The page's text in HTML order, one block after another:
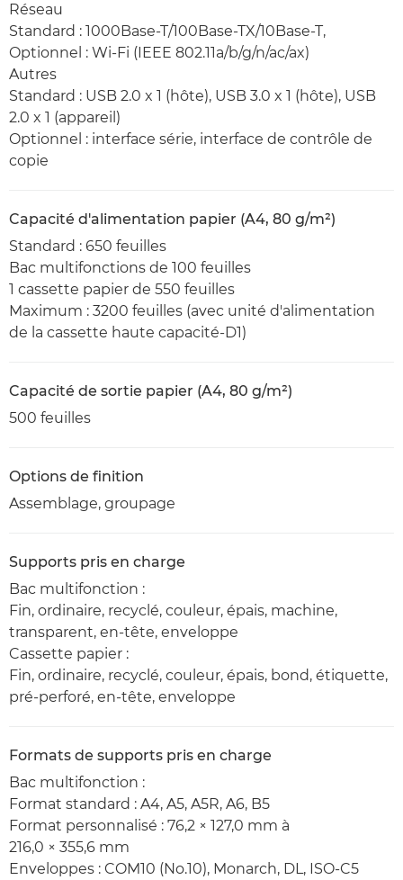
Réseau
Standard : 1000Base-T/100Base-TX/10Base-T,
Optionnel : Wi-Fi (IEEE 802.11a/b/g/n/ac/ax)
Autres
Standard : USB 2.0 x 1 (hôte), USB 3.0 x 1 (hôte), USB
2.0 x 1 (appareil)
Optionnel : interface série, interface de contrôle de
copie
Capacité d'alimentation papier (A4, 80 g/m²)
Standard : 650 feuilles
Bac multifonctions de 100 feuilles
1 cassette papier de 550 feuilles
Maximum : 3200 feuilles (avec unité d'alimentation
de la cassette haute capacité-D1)
Capacité de sortie papier (A4, 80 g/m²)
500 feuilles
Options de finition
Assemblage, groupage
Supports pris en charge
Bac multifonction :
Fin, ordinaire, recyclé, couleur, épais, machine,
transparent, en-tête, enveloppe
Cassette papier :
Fin, ordinaire, recyclé, couleur, épais, bond, étiquette,
pré-perforé, en-tête, enveloppe
Formats de supports pris en charge
Bac multifonction :
Format standard : A4, A5, A5R, A6, B5
Format personnalisé : 76,2 × 127,0 mm à
216,0 × 355,6 mm
Enveloppes : COM10 (No.10), Monarch, DL, ISO-C5